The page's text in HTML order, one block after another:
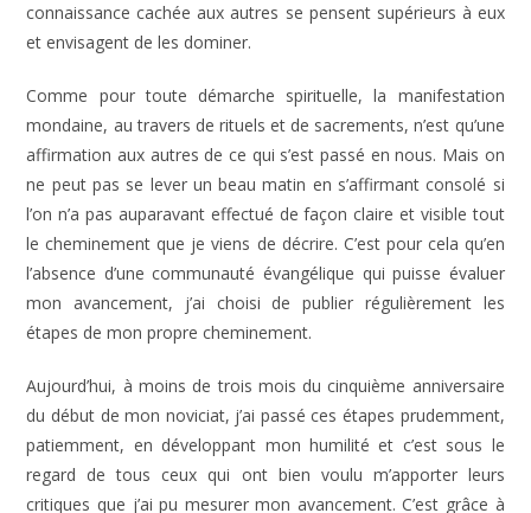
connaissance cachée aux autres se pensent supérieurs à eux
et envisagent de les dominer.
Comme pour toute démarche spirituelle, la manifestation
mondaine, au travers de rituels et de sacrements, n’est qu’une
affirmation aux autres de ce qui s’est passé en nous. Mais on
ne peut pas se lever un beau matin en s’affirmant consolé si
l’on n’a pas auparavant effectué de façon claire et visible tout
le cheminement que je viens de décrire. C’est pour cela qu’en
l’absence d’une communauté évangélique qui puisse évaluer
mon avancement, j’ai choisi de publier régulièrement les
étapes de mon propre cheminement.
Aujourd’hui, à moins de trois mois du cinquième anniversaire
du début de mon noviciat, j’ai passé ces étapes prudemment,
patiemment, en développant mon humilité et c’est sous le
regard de tous ceux qui ont bien voulu m’apporter leurs
critiques que j’ai pu mesurer mon avancement. C’est grâce à